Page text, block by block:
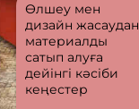
Өлшеу мен
дизайн жасаудан
материалды
сатып алуға
дейінгі кәсіби
кеңестер